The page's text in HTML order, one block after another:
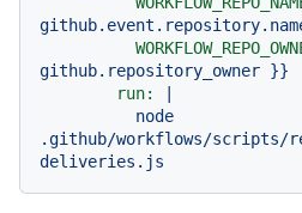
github.repository_owner }}
run:
|
node
.github/workflows/scripts/
deliveries.js